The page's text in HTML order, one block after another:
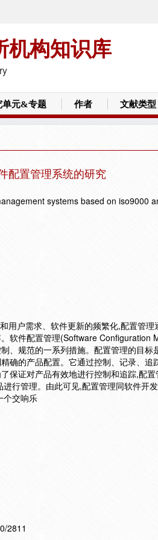
机构知识库
单元&专题 作者 文献类型
配置管理系统的研究
systems based on iso9000
用户需求、软件更新的频繁化,配置管
软件配置管理(Software Configuration
、规范的一系列措施。配置管理的目
确的产品配置。它通过控制、记录、
保证对产品有效地进行控制和追踪,配
行管理。由此可见,配置管理同软件开
个交响乐
2811